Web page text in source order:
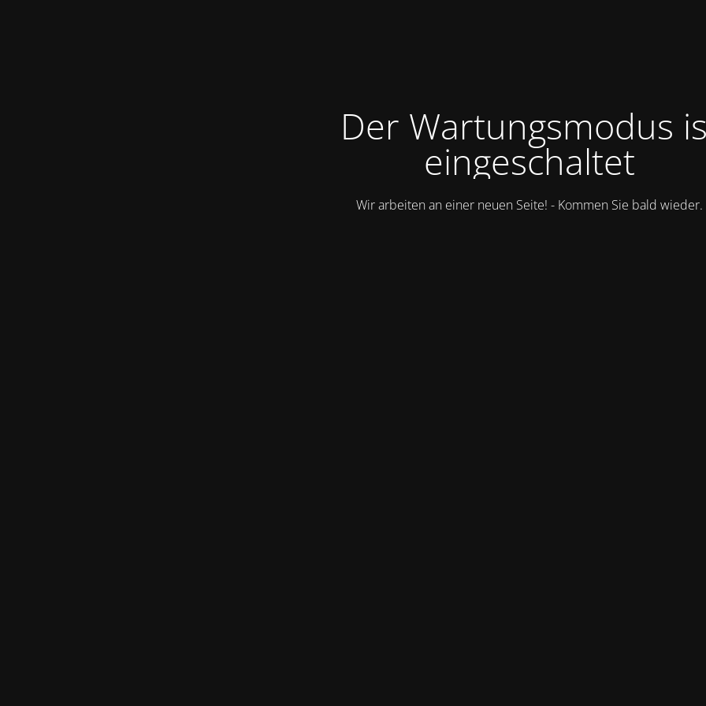
Der Wartungsmodus
eingeschaltet
Wir arbeiten an einer neuen Seite! - Kommen Sie bald wieder.